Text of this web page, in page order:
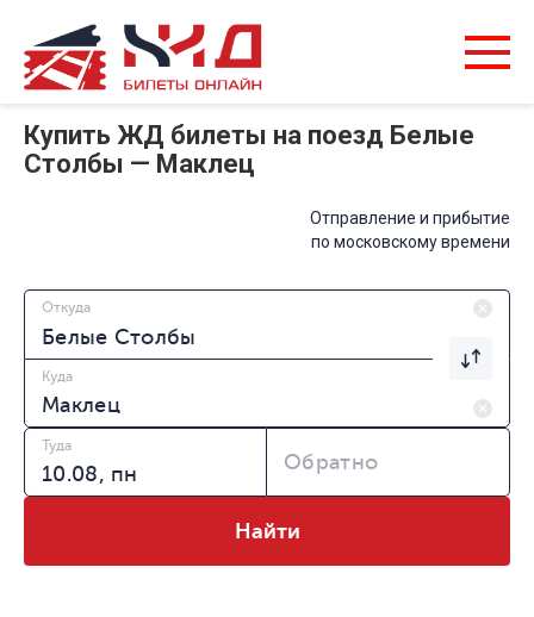
Купить ЖД билеты на поезд Белые
Столбы — Маклец
Отправление и прибытие
по московскому времени
Откуда
Куда
Туда
Обратно
Найти